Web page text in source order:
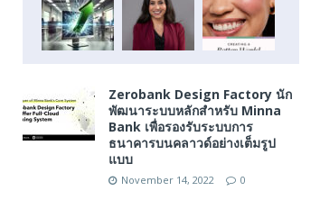
Zerobank Design Factory นัก
พัฒนาระบบหลักสำหรับ Minna
Bank เพื่อรองรับระบบการ
ธนาคารบนคลาวด์อย่างเต็มรูป
แบบ
November 14, 2022 0